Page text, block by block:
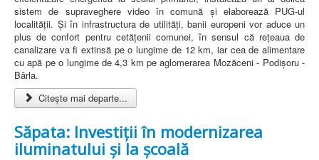
sistem de supraveghere video în comună și elaborează PUG-ul
localității. Și în infrastructura de utilități, banii europeni vor aduce un
plus de confort pentru cetățenii comunei, în sensul că rețeaua de
canalizare va fi extinsă pe o lungime de 12 km, iar cea de alimentare
cu apă pe o lungime de 4,3 km pe aglomerarea Mozăceni - Podișoru -
Bârla.
Citește mai departe...
Săpata: Investiții în modernizarea
iluminatului și la școală